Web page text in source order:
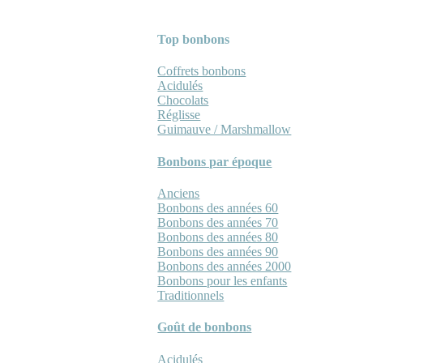
Top bonbons
Coffrets bonbons
Acidulés
Chocolats
Réglisse
Guimauve / Marshmallow
Bonbons par époque
Anciens
Bonbons des années 60
Bonbons des années 70
Bonbons des années 80
Bonbons des années 90
Bonbons des années 2000
Bonbons pour les enfants
Traditionnels
Goût de bonbons
Acidulés